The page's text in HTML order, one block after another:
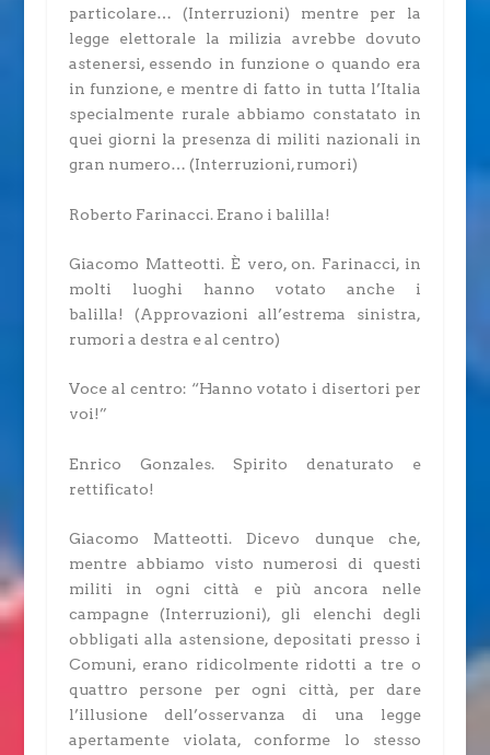
particolare… (Interruzioni) mentre per la
legge elettorale la milizia avrebbe dovuto
astenersi, essendo in funzione o quando era
in funzione, e mentre di fatto in tutta l’Italia
specialmente rurale abbiamo constatato in
quei giorni la presenza di militi nazionali in
gran numero… (Interruzioni, rumori)
Roberto Farinacci.Erano i balilla!
Giacomo Matteotti.È vero, on. Farinacci, in
molti luoghi hanno votato anche i
balilla! (Approvazioni all’estrema sinistra,
rumori a destra e al centro)
Voce al centro: “Hanno votato i disertori per
voi!”
Enrico Gonzales. Spirito denaturato e
rettificato!
Giacomo Matteotti. Dicevo dunque che,
mentre abbiamo visto numerosi di questi
militi in ogni città e più ancora nelle
campagne(Interruzioni), gli elenchi degli
obbligati alla astensione, depositati presso i
Comuni, erano ridicolmente ridotti a tre o
quattro persone per ogni città, per dare
l’illusione dell’osservanza di una legge
apertamente violata, conforme lo stesso